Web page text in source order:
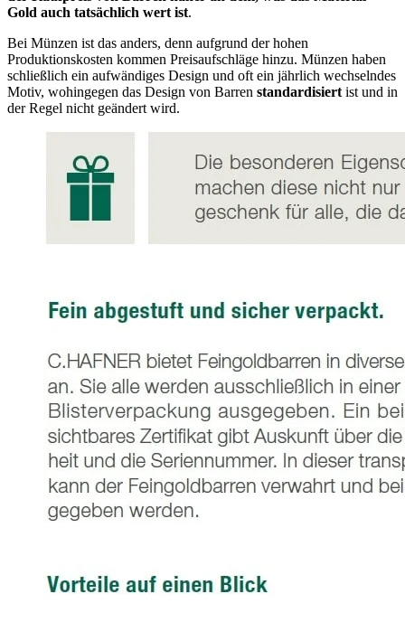
Gold auch tatsächlich wert ist.
Bei Münzen ist das anders, denn aufgrund der hohen
Produktionskosten kommen Preisaufschläge hinzu. Münzen haben
schließlich ein aufwändiges Design und oft ein jährlich wechselndes
Motiv, wohingegen das Design von Barren standardisiert ist und in
der Regel nicht geändert wird.